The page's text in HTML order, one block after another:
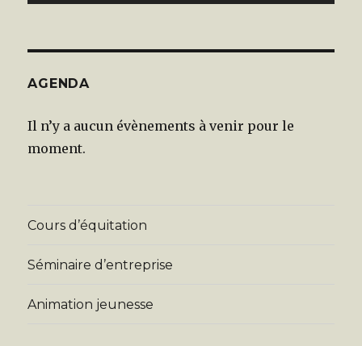
AGENDA
Il n’y a aucun évènements à venir pour le
moment.
Cours d’équitation
Séminaire d’entreprise
Animation jeunesse